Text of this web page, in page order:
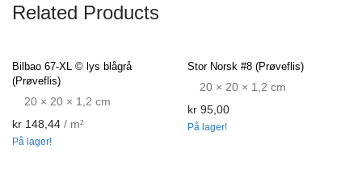
Related Products
Bilbao 67-XL © lys blågrå
(Prøveflis)
20 × 20 × 1,2 cm
kr 148,44 / m²
På lager!
Stor Norsk #8 (Prøveflis)
20 × 20 × 1,2 cm
kr 95,00
På lager!